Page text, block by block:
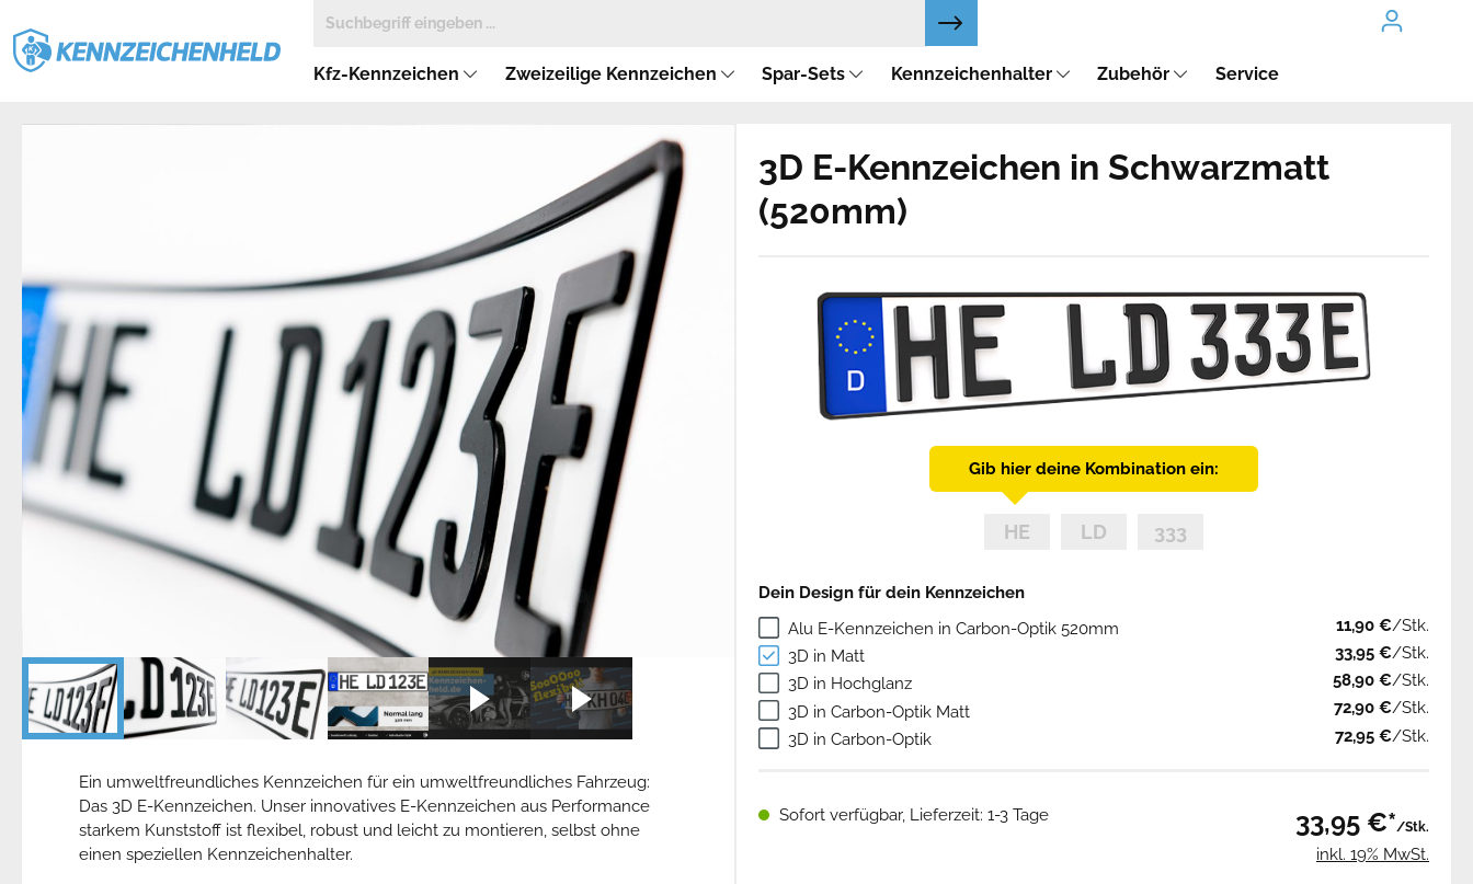
Kfz-Kennzeichen Zweizeilige Kennzeichen Spar-Sets Kennzeichenhalter Zubehör Service
3D E-Kennzeichen in Schwarzmatt
(520mm)
Gib hier deine Kombination ein:
Dein Design für dein Kennzeichen
Alu E-Kennzeichen in Carbon-Optik 520mm
11,90 €/Stk.
3D in Matt
33,95 €/Stk.
3D in Hochglanz
58,90 €/Stk.
3D in Carbon-Optik Matt
72,90 €/Stk.
3D in Carbon-Optik
72,95 €/Stk.
Sofort verfügbar, Lieferzeit: 1-3 Tage 33,95 €*/Stk.
inkl. 19% MwSt.
Ein umweltfreundliches Kennzeichen für ein umweltfreundliches Fahrzeug:
Das 3D E-Kennzeichen. Unser innovatives E-Kennzeichen aus Performance
starkem Kunststoff ist flexibel, robust und leicht zu montieren, selbst ohne
einen speziellen Kennzeichenhalter.